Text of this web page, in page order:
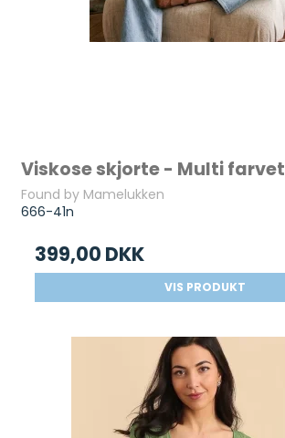
Viskose skjorte - Multi farvet
Found by Mamelukken
666-41n
399,00 DKK
VIS PRODUKT